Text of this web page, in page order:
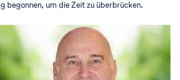
begonnen, um die Zeit zu überbrücken.